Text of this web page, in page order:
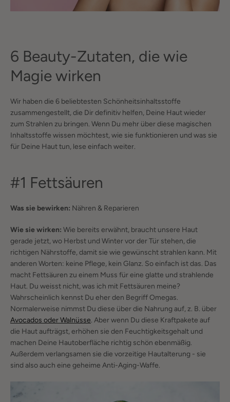
6 Beauty-Zutaten, die wie
Magie wirken
Wir haben die 6 beliebtesten Schönheitsinhaltsstoffe
zusammengestellt, die Dir definitiv helfen, Deine Haut wieder
zum Strahlen zu bringen. Wenn Du mehr über diese magischen
Inhaltsstoffe wissen möchtest, wie sie funktionieren und was sie
für Deine Haut tun, lese einfach weiter.
#1 Fettsäuren
Was sie bewirken: Nähren & Reparieren
Wie sie wirken: Wie bereits erwähnt, braucht unsere Haut
gerade jetzt, wo Herbst und Winter vor der Tür stehen, die
richtigen Nährstoffe, damit sie wie gewünscht strahlen kann. Mit
anderen Worten: keine Pflege, kein Glanz. So einfach ist das. Das
macht Fettsäuren zu einem Muss für eine glatte und strahlende
Haut. Du weisst nicht, was ich mit Fettsäuren meine?
Wahrscheinlich kennst Du eher den Begriff Omegas.
Normalerweise nimmst Du diese über die Nahrung auf, z. B. über
Avocados oder Walnüsse. Aber wenn Du diese Kraftpakete auf
die Haut aufträgst, erhöhen sie den Feuchtigkeitsgehalt und
machen Deine Hautoberfläche richtig schön ebenmäßig.
Außerdem verlangsamen sie die vorzeitige Hautalterung - sie
sind also auch eine geheime Anti-Aging-Waffe.